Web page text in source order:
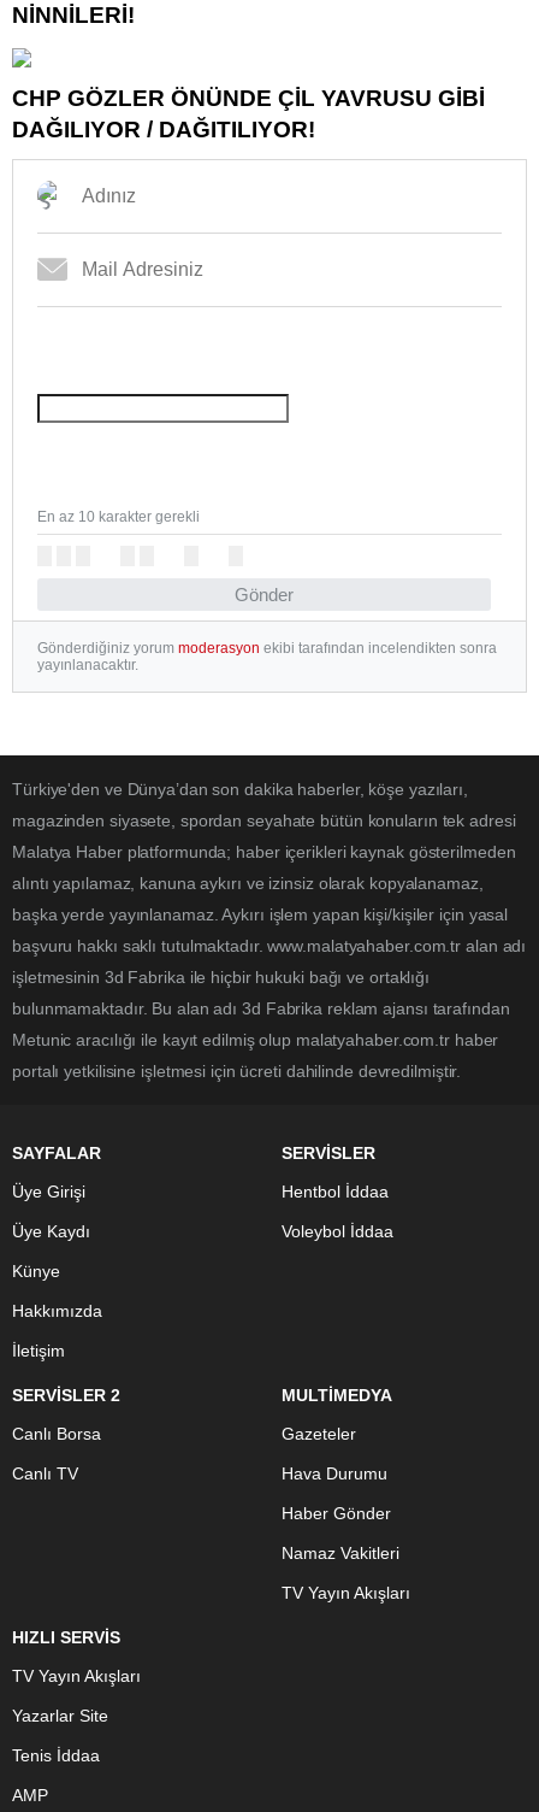
NİNNİLERİ!
CHP GÖZLER ÖNÜNDE ÇİL YAVRUSU GİBİ
DAĞILIYOR / DAĞITILIYOR!
Gönder
En az 10 karakter gerekli
Gönderdiğiniz yorum moderasyon ekibi tarafından incelendikten sonra
yayınlanacaktır.
Türkiye'den ve Dünya’dan son dakika haberler, köşe yazıları,
magazinden siyasete, spordan seyahate bütün konuların tek adresi
Malatya Haber platformunda; haber içerikleri kaynak gösterilmeden
alıntı yapılamaz, kanuna aykırı ve izinsiz olarak kopyalanamaz,
başka yerde yayınlanamaz. Aykırı işlem yapan kişi/kişiler için yasal
başvuru hakkı saklı tutulmaktadır. www.malatyahaber.com.tr alan adı
işletmesinin 3d Fabrika ile hiçbir hukuki bağı ve ortaklığı
bulunmamaktadır. Bu alan adı 3d Fabrika reklam ajansı tarafından
Metunic aracılığı ile kayıt edilmiş olup malatyahaber.com.tr haber
portalı yetkilisine işletmesi için ücreti dahilinde devredilmiştir.
SAYFALAR
Üye Girişi
Üye Kaydı
Künye
Hakkımızda
İletişim
SERVİSLER
Hentbol İddaa
Voleybol İddaa
SERVİSLER 2
Canlı Borsa
Canlı TV
MULTİMEDYA
Gazeteler
Hava Durumu
Haber Gönder
Namaz Vakitleri
TV Yayın Akışları
HIZLI SERVİS
TV Yayın Akışları
Yazarlar Site
Tenis İddaa
AMP